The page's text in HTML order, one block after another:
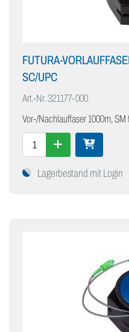
FUTURA-
SC/UPC
Art.-Nr.321177-000
Vor-/Nachlauffaser 1000m,
Lagerbestand mit Login